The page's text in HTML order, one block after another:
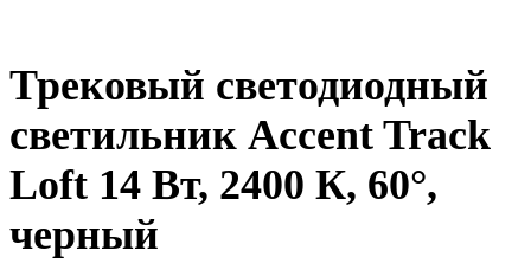
Трековый светодиодный
светильник Accent Track
Loft 14 Вт, 2400 К, 60°,
черный